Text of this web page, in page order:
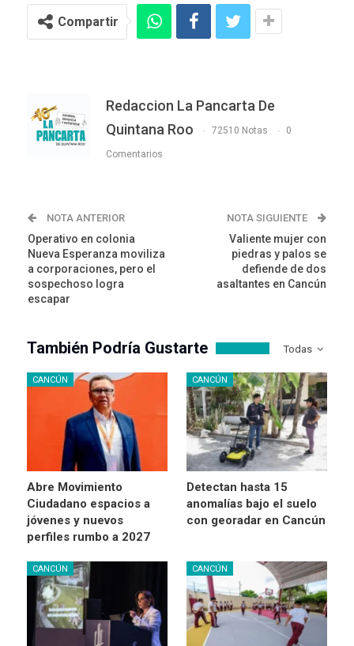
Compartir
Redaccion La Pancarta De
Quintana Roo
72510 Notas 0
Comentarios
NOTA ANTERIOR
Operativo en colonia
Nueva Esperanza moviliza
a corporaciones, pero el
sospechoso logra
escapar
NOTA SIGUIENTE
Valiente mujer con
piedras y palos se
defiende de dos
asaltantes en Cancún
Todas
También Podría Gustarte
CANCÚN
Abre Movimiento
Ciudadano espacios a
jóvenes y nuevos
perfiles rumbo a 2027
CANCÚN
Detectan hasta 15
anomalías bajo el suelo
con georadar en Cancún
CANCÚN CANCÚN